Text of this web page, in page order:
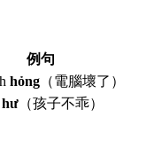
例句
hỏng （電腦壞了）
hư （孩子不乖）